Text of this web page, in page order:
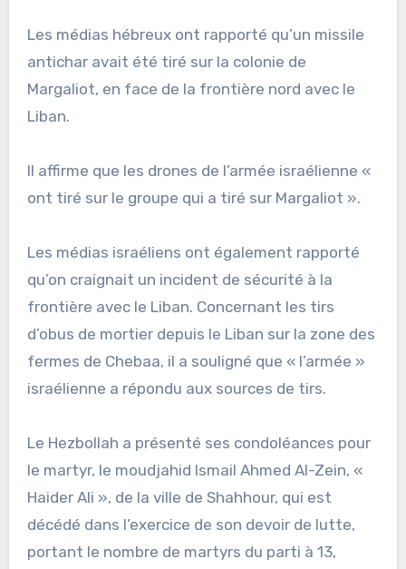
Les médias hébreux ont rapporté qu’un missile
antichar avait été tiré sur la colonie de
Margaliot, en face de la frontière nord avec le
Liban.
Il affirme que les drones de l’armée israélienne «
ont tiré sur le groupe qui a tiré sur Margaliot ».
Les médias israéliens ont également rapporté
qu’on craignait un incident de sécurité à la
frontière avec le Liban. Concernant les tirs
d’obus de mortier depuis le Liban sur la zone des
fermes de Chebaa, il a souligné que « l’armée »
israélienne a répondu aux sources de tirs.
Le Hezbollah a présenté ses condoléances pour
le martyr, le moudjahid Ismail Ahmed Al-Zein, «
Haider Ali », de la ville de Shahhour, qui est
décédé dans l’exercice de son devoir de lutte,
portant le nombre de martyrs du parti à 13,